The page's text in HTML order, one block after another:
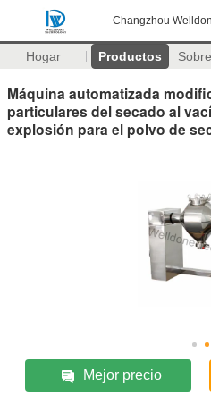
Changzhou
Hogar Productos
Máquina automatizada
particulares del secado al
explosión para el polvo de
Mejor precio